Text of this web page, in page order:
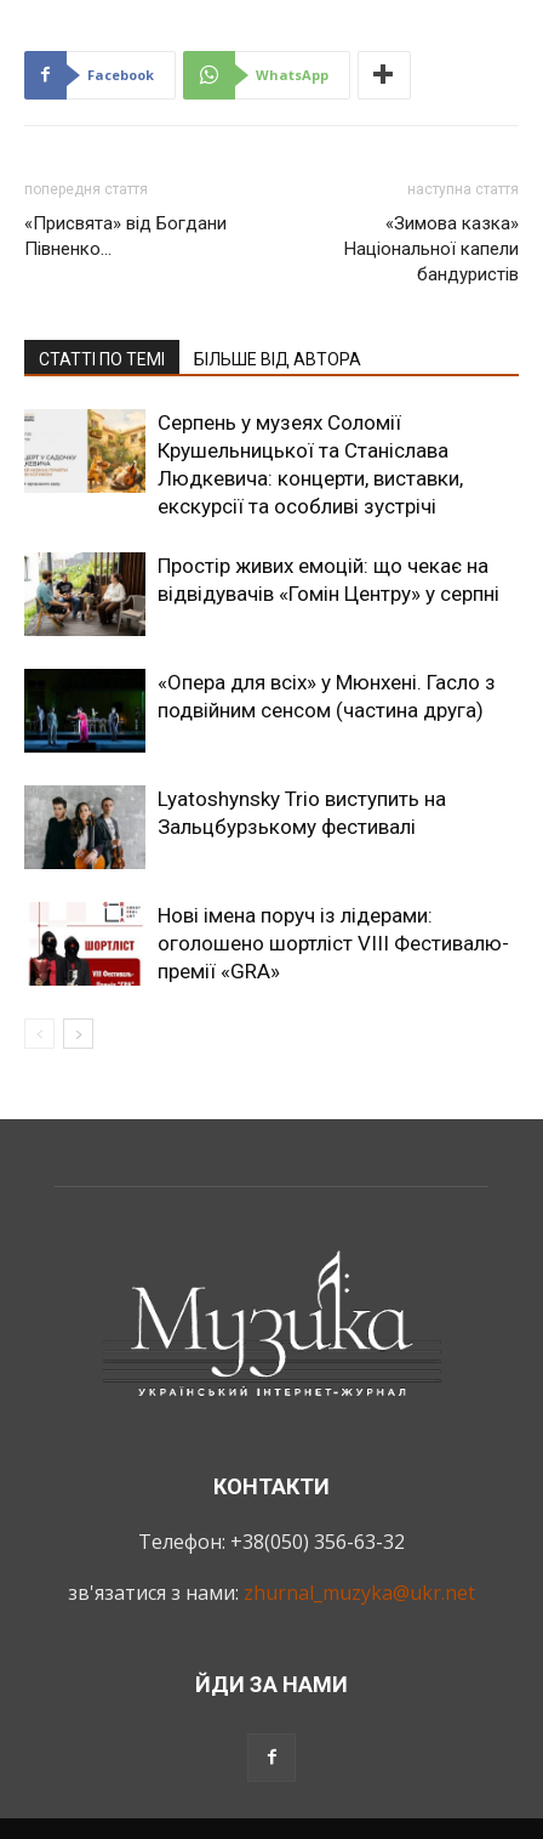
Facebook WhatsApp
попередня стаття
«Присвята» від Богдани
Півненко…
наступна стаття
«Зимова казка»
Національної капели
бандуристів
СТАТТІ ПО ТЕМІ БІЛЬШЕ ВІД АВТОРА
Серпень у музеях Соломії
Крушельницької та Станіслава
Людкевича: концерти, виставки,
екскурсії та особливі зустрічі
Простір живих емоцій: що чекає на
відвідувачів «Гомін Центру» у серпні
«Опера для всіх» у Мюнхені. Гасло з
подвійним сенсом (частина друга)
Lyatoshynsky Trio виступить на
Зальцбурзькому фестивалі
Нові імена поруч із лідерами:
оголошено шортліст VIII Фестивалю-
премії «GRA»
КОНТАКТИ
Телефон: +38(050) 356-63-32
зв'язатися з нами: zhurnal_muzyka@ukr.net
ЙДИ ЗА НАМИ